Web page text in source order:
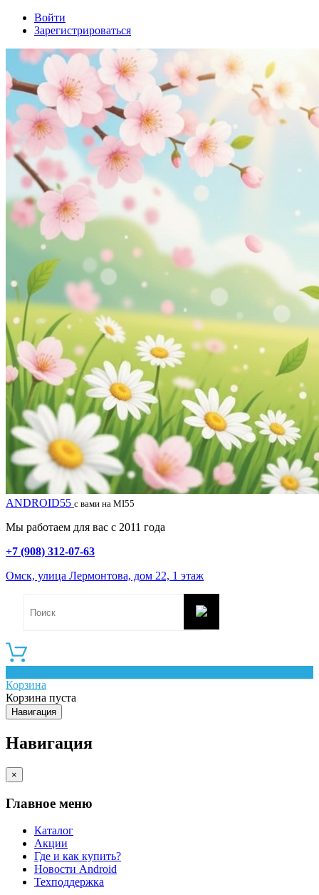
Войти
Зарегистрироваться
ANDROID55 с вами на MI55
Мы работаем для вас с 2011 года
+7 (908) 312-07-63
Омск, улица Лермонтова, дом 22, 1 этаж
Корзина
Корзина пуста
Навигация
Навигация
×
Главное меню
Каталог
Акции
Где и как купить?
Новости Android
Техподдержка